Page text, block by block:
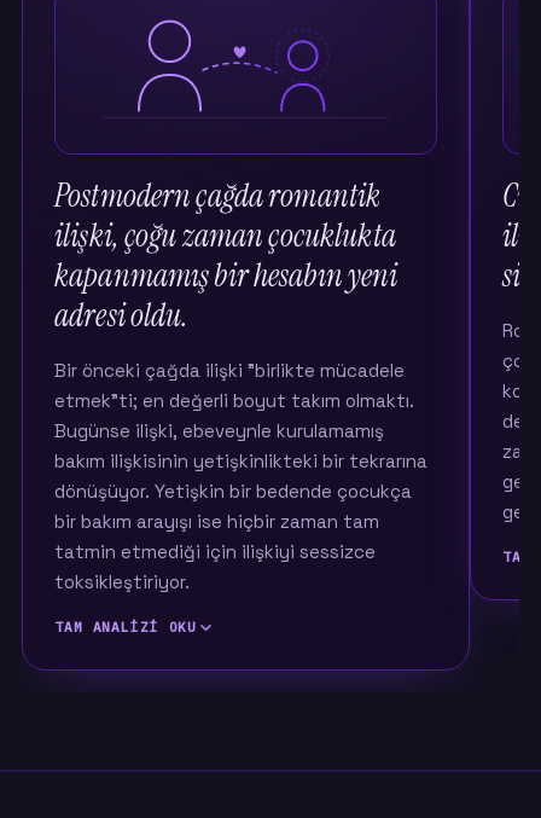
Postmodern çağda romantik
ilişki, çoğu zaman çocuklukta
kapanmamış bir hesabın yeni
adresi oldu.
Bir önceki çağda ilişki "birlikte mücadele
etmek"ti; en değerli boyut takım olmaktı.
Bugünse ilişki, ebeveynle kurulamamış
bakım ilişkisinin yetişkinlikteki bir tekrarına
dönüşüyor. Yetişkin bir bedende çocukça
bir bakım arayışı ise hiçbir zaman tam
tatmin etmediği için ilişkiyi sessizce
toksikleştiriyor.
TAM ANALIZI OKU
hayatı bölüşmek, ayakta kalmak. Ölçtüğümüz